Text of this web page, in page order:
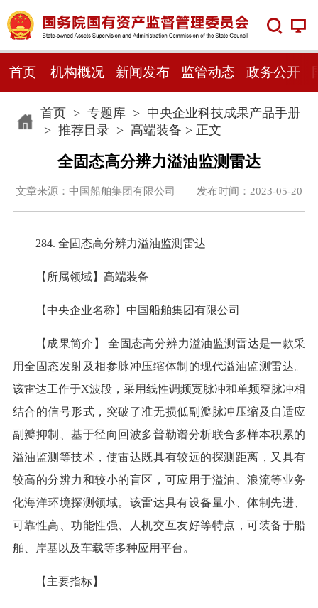
首页 机构概况 新闻发布 监管动态 政务公开
首页> 专题库> 中央企业科技成果产品手册
> 推荐目录> 高端装备 > 正文
全固态高分辨力溢油监测雷达
文章来源：中国船舶集团有限公司 发布时间：2023-05-20
284. 全固态高分辨力溢油监测雷达
【所属领域】高端装备
【中央企业名称】中国船舶集团有限公司
【成果简介】 全固态高分辨力溢油监测雷达是一款采
用全固态发射及相参脉冲压缩体制的现代溢油监测雷达。
该雷达工作于X波段，采用线性调频宽脉冲和单频窄脉冲相
结合的信号形式，突破了准无损低副瓣脉冲压缩及自适应
副瓣抑制、基于径向回波多普勒谱分析联合多样本积累的
溢油监测等技术，使雷达既具有较远的探测距离，又具有
较高的分辨力和较小的盲区，可应用于溢油、浪流等业务
化海洋环境探测领域。该雷达具有设备量小、体制先进、
可靠性高、功能性强、人机交互友好等特点，可装备于船
舶、岸基以及车载等多种应用平台。
【主要指标】